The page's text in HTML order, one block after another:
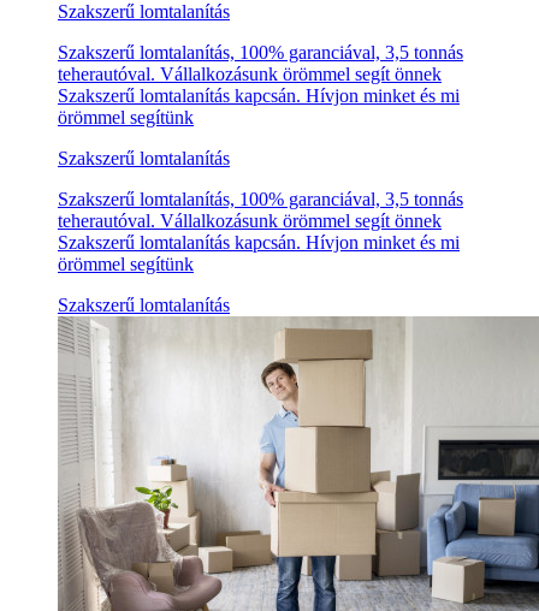
Szakszerű lomtalanítás
Szakszerű lomtalanítás, 100% garanciával, 3,5 tonnás
teherautóval. Vállalkozásunk örömmel segít önnek
Szakszerű lomtalanítás kapcsán. Hívjon minket és mi
örömmel segítünk
Szakszerű lomtalanítás
Szakszerű lomtalanítás, 100% garanciával, 3,5 tonnás
teherautóval. Vállalkozásunk örömmel segít önnek
Szakszerű lomtalanítás kapcsán. Hívjon minket és mi
örömmel segítünk
Szakszerű lomtalanítás